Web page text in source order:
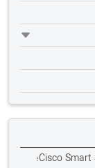
معرفی خانواده جدید Cisco Smart Switches؛